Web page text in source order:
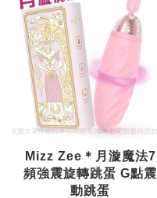
Mizz Zee＊月漩魔法7
頻強震旋轉跳蛋 G點震
動跳蛋